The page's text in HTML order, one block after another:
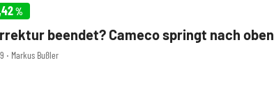
%
‧ Markus Bußler
beendet? Cameco springt nach oben